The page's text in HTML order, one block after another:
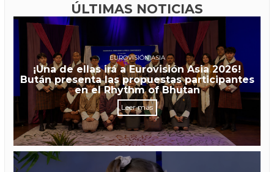
ÚLTIMAS NOTICIAS
EUROVISIÓN ASIA
¡Una de ellas irá a Eurovisión Asia 2026!
Bután presenta las propuestas participantes
en el Rhythm of Bhutan
Leer más